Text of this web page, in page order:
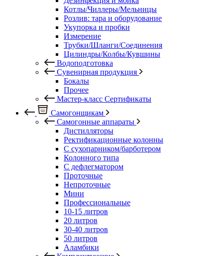
Котлы/Чиллеры/Мельницы
Розлив: тара и оборудование
Укупорка и пробки
Измерение
Трубки/Шланги/Соединения
Цилиндры/Колбы/Кувшины
Водоподготовка
Сувенирная продукция
Бокалы
Прочее
Мастер-класс Сертификаты
Самогонщикам
Самогонные аппараты
Дистилляторы
Ректификационные колонны
С сухопарником/барботером
Колонного типа
С дефлегматором
Проточные
Непроточные
Мини
Профессиональные
10-15 литров
20 литров
30-40 литров
50 литров
Аламбики